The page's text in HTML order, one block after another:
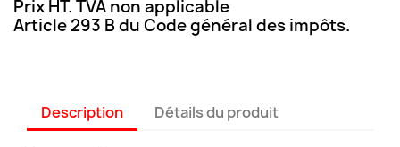
Prix HT. TVA non applicable
Article 293 B du Code général des impôts.
Description Détails du produit